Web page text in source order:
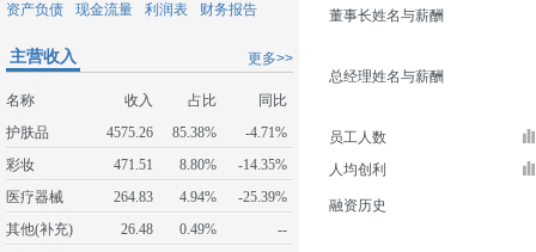
资产负债 现金流量 利润表 财务报告
更多>>
主营收入
名称 收入 占比
同比
护肤品
4575.26 85.38%
-4.71%
彩妆
471.51 8.80%
-14.35%
医疗器械
264.83 4.94%
-25.39%
其他(补充)
26.48 0.49%
--
董事长姓名与薪酬
总经理姓名与薪酬
员工人数
人均创利
融资历史